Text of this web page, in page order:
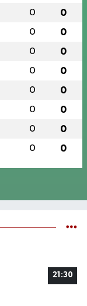
0 0
0 0
0 0
0 0
0 0
0 0
0 0
0 0
21:30